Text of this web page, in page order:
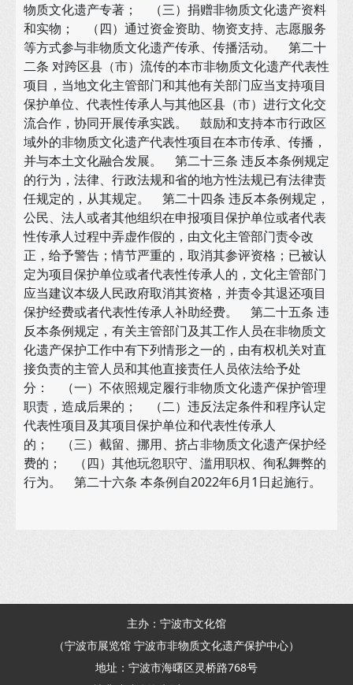
物质文化遗产专著； （三）捐赠非物质文化遗产资料
和实物； （四）通过资金资助、物资支持、志愿服务
等方式参与非物质文化遗产传承、传播活动。 第二十
二条 对跨区县（市）流传的本市非物质文化遗产代表性
项目，当地文化主管部门和其他有关部门应当支持项目
保护单位、代表性传承人与其他区县（市）进行文化交
流合作，协同开展传承实践。 鼓励和支持本市行政区
域外的非物质文化遗产代表性项目在本市传承、传播，
并与本土文化融合发展。 第二十三条 违反本条例规定
的行为，法律、行政法规和省的地方性法规已有法律责
任规定的，从其规定。 第二十四条 违反本条例规定，
公民、法人或者其他组织在申报项目保护单位或者代表
性传承人过程中弄虚作假的，由文化主管部门责令改
正，给予警告；情节严重的，取消其参评资格；已被认
定为项目保护单位或者代表性传承人的，文化主管部门
应当建议本级人民政府取消其资格，并责令其退还项目
保护经费或者代表性传承人补助经费。 第二十五条 违
反本条例规定，有关主管部门及其工作人员在非物质文
化遗产保护工作中有下列情形之一的，由有权机关对直
接负责的主管人员和其他直接责任人员依法给予处
分： （一）不依照规定履行非物质文化遗产保护管理
职责，造成后果的； （二）违反法定条件和程序认定
代表性项目及其项目保护单位和代表性传承人
的； （三）截留、挪用、挤占非物质文化遗产保护经
费的； （四）其他玩忽职守、滥用职权、徇私舞弊的
行为。 第二十六条 本条例自2022年6月1日起施行。
主办：宁波市文化馆
（宁波市展览馆 宁波市非物质文化遗产保护中心）
地址：宁波市海曙区灵桥路768号